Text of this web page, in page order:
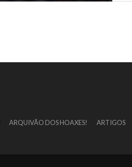
ARQUIVÃO DOS HOAXES! ARTIGOS